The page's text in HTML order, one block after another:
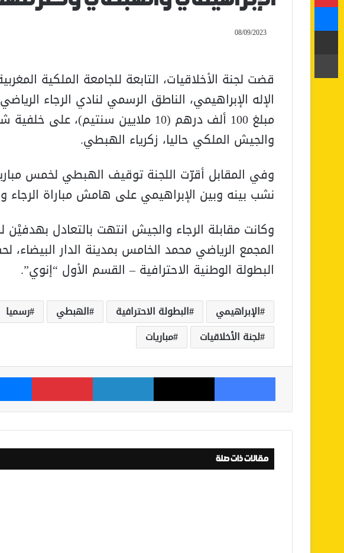
08/09/2023
قضت لجنة الأخلاقيات، التابعة للجامعة الملكية
الإله الإبراهيمي، الناطق الرسمي لنادي الرجاء
مبلغ 100 ألف درهم (10 ملايين سنتيم)،
والجيش الملكي حاليا، زكرياء الهبطي.
وفي المقابل أقرّت اللجنة توقيف الهبطي لخمس
نشب بينه وبين الإبراهيمي على هامش مباراة الرجاء
وكانت مقابلة الرجاء والجيش انتهت بالتعادل
المجمع الرياضي محمد الخامس بمدينة الدار البيضاء،
البطولة الوطنية الاحترافية – القسم الأول “إنوي”.
الإبراهيمي البطولة الاحترافية الهبطي رسميا
لجنة الأخلاقيات
مباريات
فيسبوك ‫X لينكدإن بينتيريست
مقالات ذات صلة